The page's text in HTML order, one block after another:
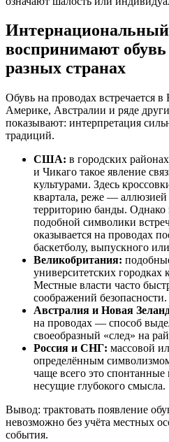
воспринимают обувь
разных странах
Обувь на проводах
Америке, Австралии и ряде
показывают: интерпретация
традиций.
США: в городских
и Чикаго такое явление
культурами. Здесь
квартала, реже — аллюзией
территорию банды. Однако
подобной символики
оказывается на проводах
баскетболу, выпускного
Великобритания:
университетских городках
Местные власти часто
соображений безопасности.
Австралия и Новая
на проводах — способ
своеобразный «след» на
Россия и СНГ: массовой
определённым
чаще всего это
несущие глубокого смысла.
Вывод: трактовать появление
невозможно без учёта местных
события.